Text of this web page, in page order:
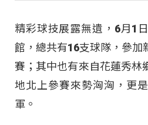
精彩球技展露無遺，6月1
館，總共有16支球隊，參加
賽；其中也有來自花蓮秀林
地北上參賽來勢洶洶，更
軍。